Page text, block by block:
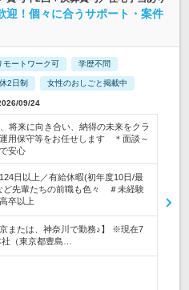
迎！個々に合うサポート・案件
モートワーク可 学歴不問
2日制 女性のおしごと掲載中
09/24
将来に向き合い、納得の未来をクラ
用保守等をお任せします ＊面談～
安心
日以上／有給休暇(初年度10日/最
ど先輩たちの前職も色々 ＃未経験
卒以上
または、神奈川で勤務♪】 ※現在7
（東京都豊島…